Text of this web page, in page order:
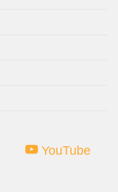
YouTube